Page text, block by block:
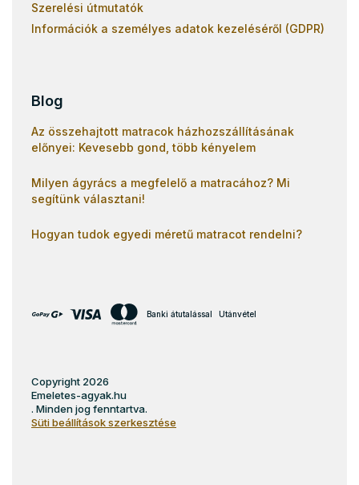
Szerelési útmutatók
Információk a személyes adatok kezeléséről (GDPR)
Blog
Az összehajtott matracok házhozszállításának
előnyei: Kevesebb gond, több kényelem
Milyen ágyrács a megfelelő a matracához? Mi
segítünk választani!
Hogyan tudok egyedi méretű matracot rendelni?
Banki átutalással Utánvétel
Copyright 2026
Emeletes-agyak.hu
. Minden jog fenntartva.
Süti beállítások szerkesztése